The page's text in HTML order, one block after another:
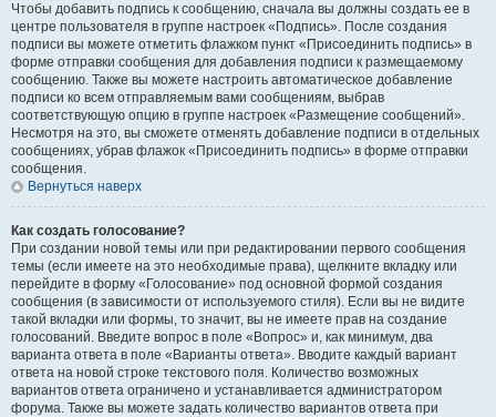
Чтобы добавить подпись к сообщению, сначала вы должны создать ее в
центре пользователя в группе настроек «Подпись». После создания
подписи вы можете отметить флажком пункт «Присоединить подпись» в
форме отправки сообщения для добавления подписи к размещаемому
сообщению. Также вы можете настроить автоматическое добавление
подписи ко всем отправляемым вами сообщениям, выбрав
соответствующую опцию в группе настроек «Размещение сообщений».
Несмотря на это, вы сможете отменять добавление подписи в отдельных
сообщениях, убрав флажок «Присоединить подпись» в форме отправки
сообщения.
Вернуться наверх
Как создать голосование?
При создании новой темы или при редактировании первого сообщения
темы (если имеете на это необходимые права), щелкните вкладку или
перейдите в форму «Голосование» под основной формой создания
сообщения (в зависимости от используемого стиля). Если вы не видите
такой вкладки или формы, то значит, вы не имеете прав на создание
голосований. Введите вопрос в поле «Вопрос» и, как минимум, два
варианта ответа в поле «Варианты ответа». Вводите каждый вариант
ответа на новой строке текстового поля. Количество возможных
вариантов ответа ограничено и устанавливается администратором
форума. Также вы можете задать количество вариантов ответа при